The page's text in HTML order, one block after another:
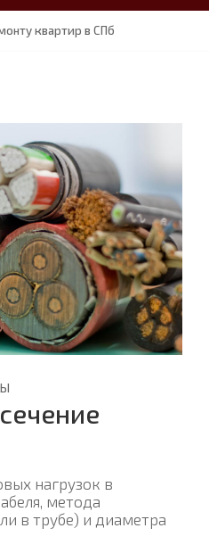
квартир в СПб
нагрузок в
метода
в трубе) и диаметра